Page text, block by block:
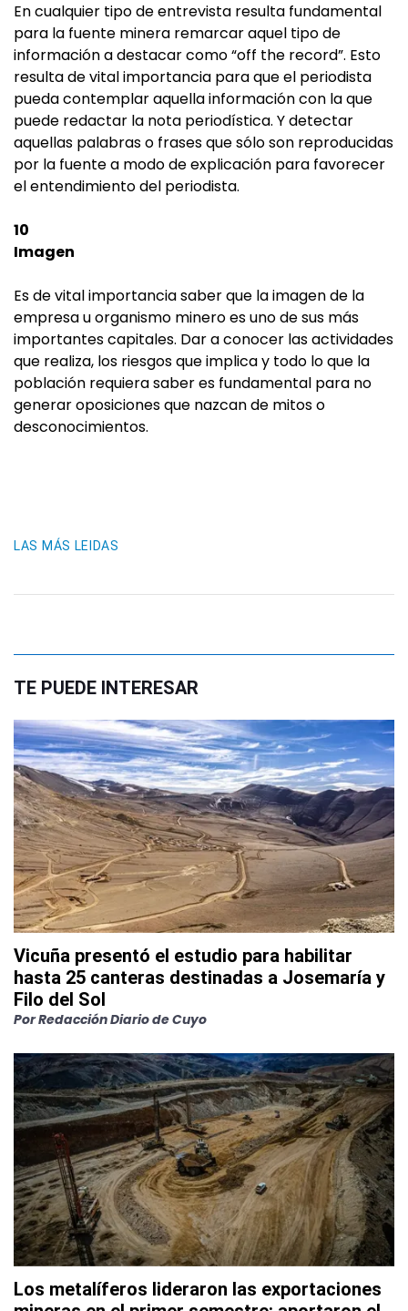
En cualquier tipo de entrevista resulta fundamental
para la fuente minera remarcar aquel tipo de
información a destacar como “off the record”. Esto
resulta de vital importancia para que el periodista
pueda contemplar aquella información con la que
puede redactar la nota periodística. Y detectar
aquellas palabras o frases que sólo son reproducidas
por la fuente a modo de explicación para favorecer
el entendimiento del periodista.
10
Imagen
Es de vital importancia saber que la imagen de la
empresa u organismo minero es uno de sus más
importantes capitales. Dar a conocer las actividades
que realiza, los riesgos que implica y todo lo que la
población requiera saber es fundamental para no
generar oposiciones que nazcan de mitos o
desconocimientos.
LAS MÁS LEIDAS
TE PUEDE INTERESAR
Vicuña presentó el estudio para habilitar
hasta 25 canteras destinadas a Josemaría y
Filo del Sol
PorRedacción Diario de Cuyo
Los metalíferos lideraron las exportaciones